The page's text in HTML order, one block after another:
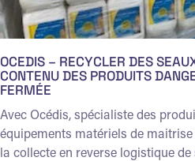
OCEDIS – RECYCLER DES
CONTENU DES PRODUITS
FERMÉE
Avec Océdis, spécialiste des
équipements matériels de maitrise
la collecte en reverse logistique